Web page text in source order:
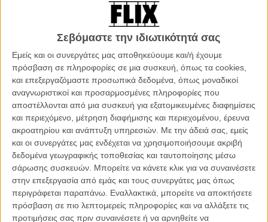
Σεβόμαστε την ιδιωτικότητά σας
Εμείς και οι συνεργάτες μας αποθηκεύουμε και/ή έχουμε
πρόσβαση σε πληροφορίες σε μια συσκευή, όπως τα cookies,
και επεξεργαζόμαστε προσωπικά δεδομένα, όπως μοναδικοί
αναγνωριστικοί και προσαρμοσμένες πληροφορίες που
αποστέλλονται από μια συσκευή για εξατομικευμένες διαφημίσεις
και περιεχόμενο, μέτρηση διαφήμισης και περιεχομένου, έρευνα
ακροατηρίου και ανάπτυξη υπηρεσιών. Με την άδειά σας, εμείς
και οι συνεργάτες μας ενδέχεται να χρησιμοποιήσουμε ακριβή
δεδομένα γεωγραφικής τοποθεσίας και ταυτοποίησης μέσω
σάρωσης συσκευών. Μπορείτε να κάνετε κλικ για να συναινέσετε
στην επεξεργασία από εμάς και τους συνεργάτες μας όπως
περιγράφεται παραπάνω. Εναλλακτικά, μπορείτε να αποκτήσετε
πρόσβαση σε πιο λεπτομερείς πληροφορίες και να αλλάξετε τις
προτιμήσεις σας πριν συναινέσετε ή να αρνηθείτε να
Google
Χωρίς υπερβολή, ο Λετονός Γκιντς Ζιλμπαλόντις διασχίζει με το
«Flow» - παγκόσμια πρεμιέρα στο τμήμα «Eνα Κάποιο Βλέμμα» του
Φεστιβάλ Καννών και ιλιγγιώδης πορεία που φτάνει σήμερα μέχρι τις
δύο υποψηφιότητες για Οσκαρ στην κατηγορία του Animation και
της Διεθνούς Ταινίας - σχεδόν την ίδια ριψοκίνδυνη διαδρομή
ανάμεσα σε αναφορές και τεχνοτροπίες με τη διαδρομή επιβίωσης
που επιχειρεί η ηρωίδα του, μια γάτα η οποία γίνεται ο μάρτυρας
του τέλους του κόσμου. Ή της αρχής του…
Με σχέδιο που θυμίζει τις πιο σκοτεινές στιγμές του studio Ghibli,
αλλά και με μια ρεαλιστική εικαστική ματιά που φέρνει εικόνες από
τη σκανδιναβική αλλά και την αμερικάνικη ζωγραφική παράδοση, το
«Flow» αφηγείται - χωρίς λόγια - στην πραγματικότητα ξανά την
ιστορία της Κιβωτού του Νώε, αν κάποιος αφαιρούσε από την